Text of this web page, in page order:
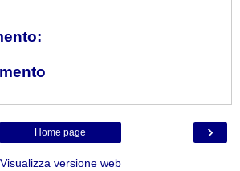
›
Home page
Visualizza versione web